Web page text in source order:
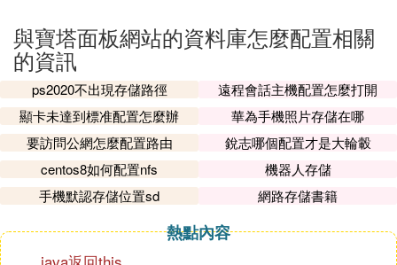
與寶塔面板網站的資料庫怎麼配置相關
的資訊
ps2020不出現存儲路徑
遠程會話主機配置怎麼打開
顯卡未達到標准配置怎麼辦
華為手機照片存儲在哪
要訪問公網怎麼配置路由
銳志哪個配置才是大輪轂
centos8如何配置nfs
機器人存儲
手機默認存儲位置sd
網路存儲書籍
熱點內容